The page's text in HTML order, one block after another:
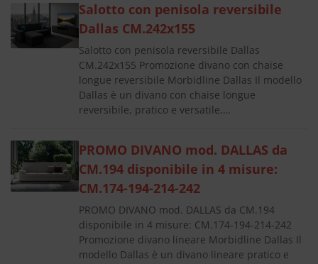
Salotto con penisola reversibile
Dallas CM.242x155
Salotto con penisola reversibile Dallas
CM.242x155 Promozione divano con chaise
longue reversibile Morbidline Dallas Il modello
Dallas è un divano con chaise longue
reversibile, pratico e versatile,…
PROMO DIVANO mod. DALLAS da
CM.194 disponibile in 4 misure:
CM.174-194-214-242
PROMO DIVANO mod. DALLAS da CM.194
disponibile in 4 misure: CM.174-194-214-242
Promozione divano lineare Morbidline Dallas Il
modello Dallas è un divano lineare pratico e